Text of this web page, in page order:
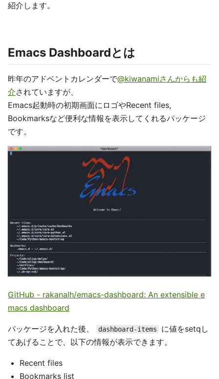
紹介します。
Emacs Dashboardとは
昨年のアドベントカレンダーで@kiwanamiさんからも紹
介されていますが、
Emacs起動時の初期画面にロゴやRecent files,
Bookmarksなど便利な情報を表示してくれるパッケージ
です。
GitHub - rakanalh/emacs-dashboard: An extensible e
macs dashboard
パッケージを入れた後、 dashboard-items
に値をsetqし
てあげることで、以下の情報が表示できます。
Recent files
Bookmarks list